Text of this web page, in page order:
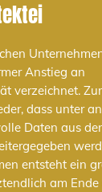
Anstieg an
verzeichnet.
dass unter
Daten aus
entsteht ein
am Ende